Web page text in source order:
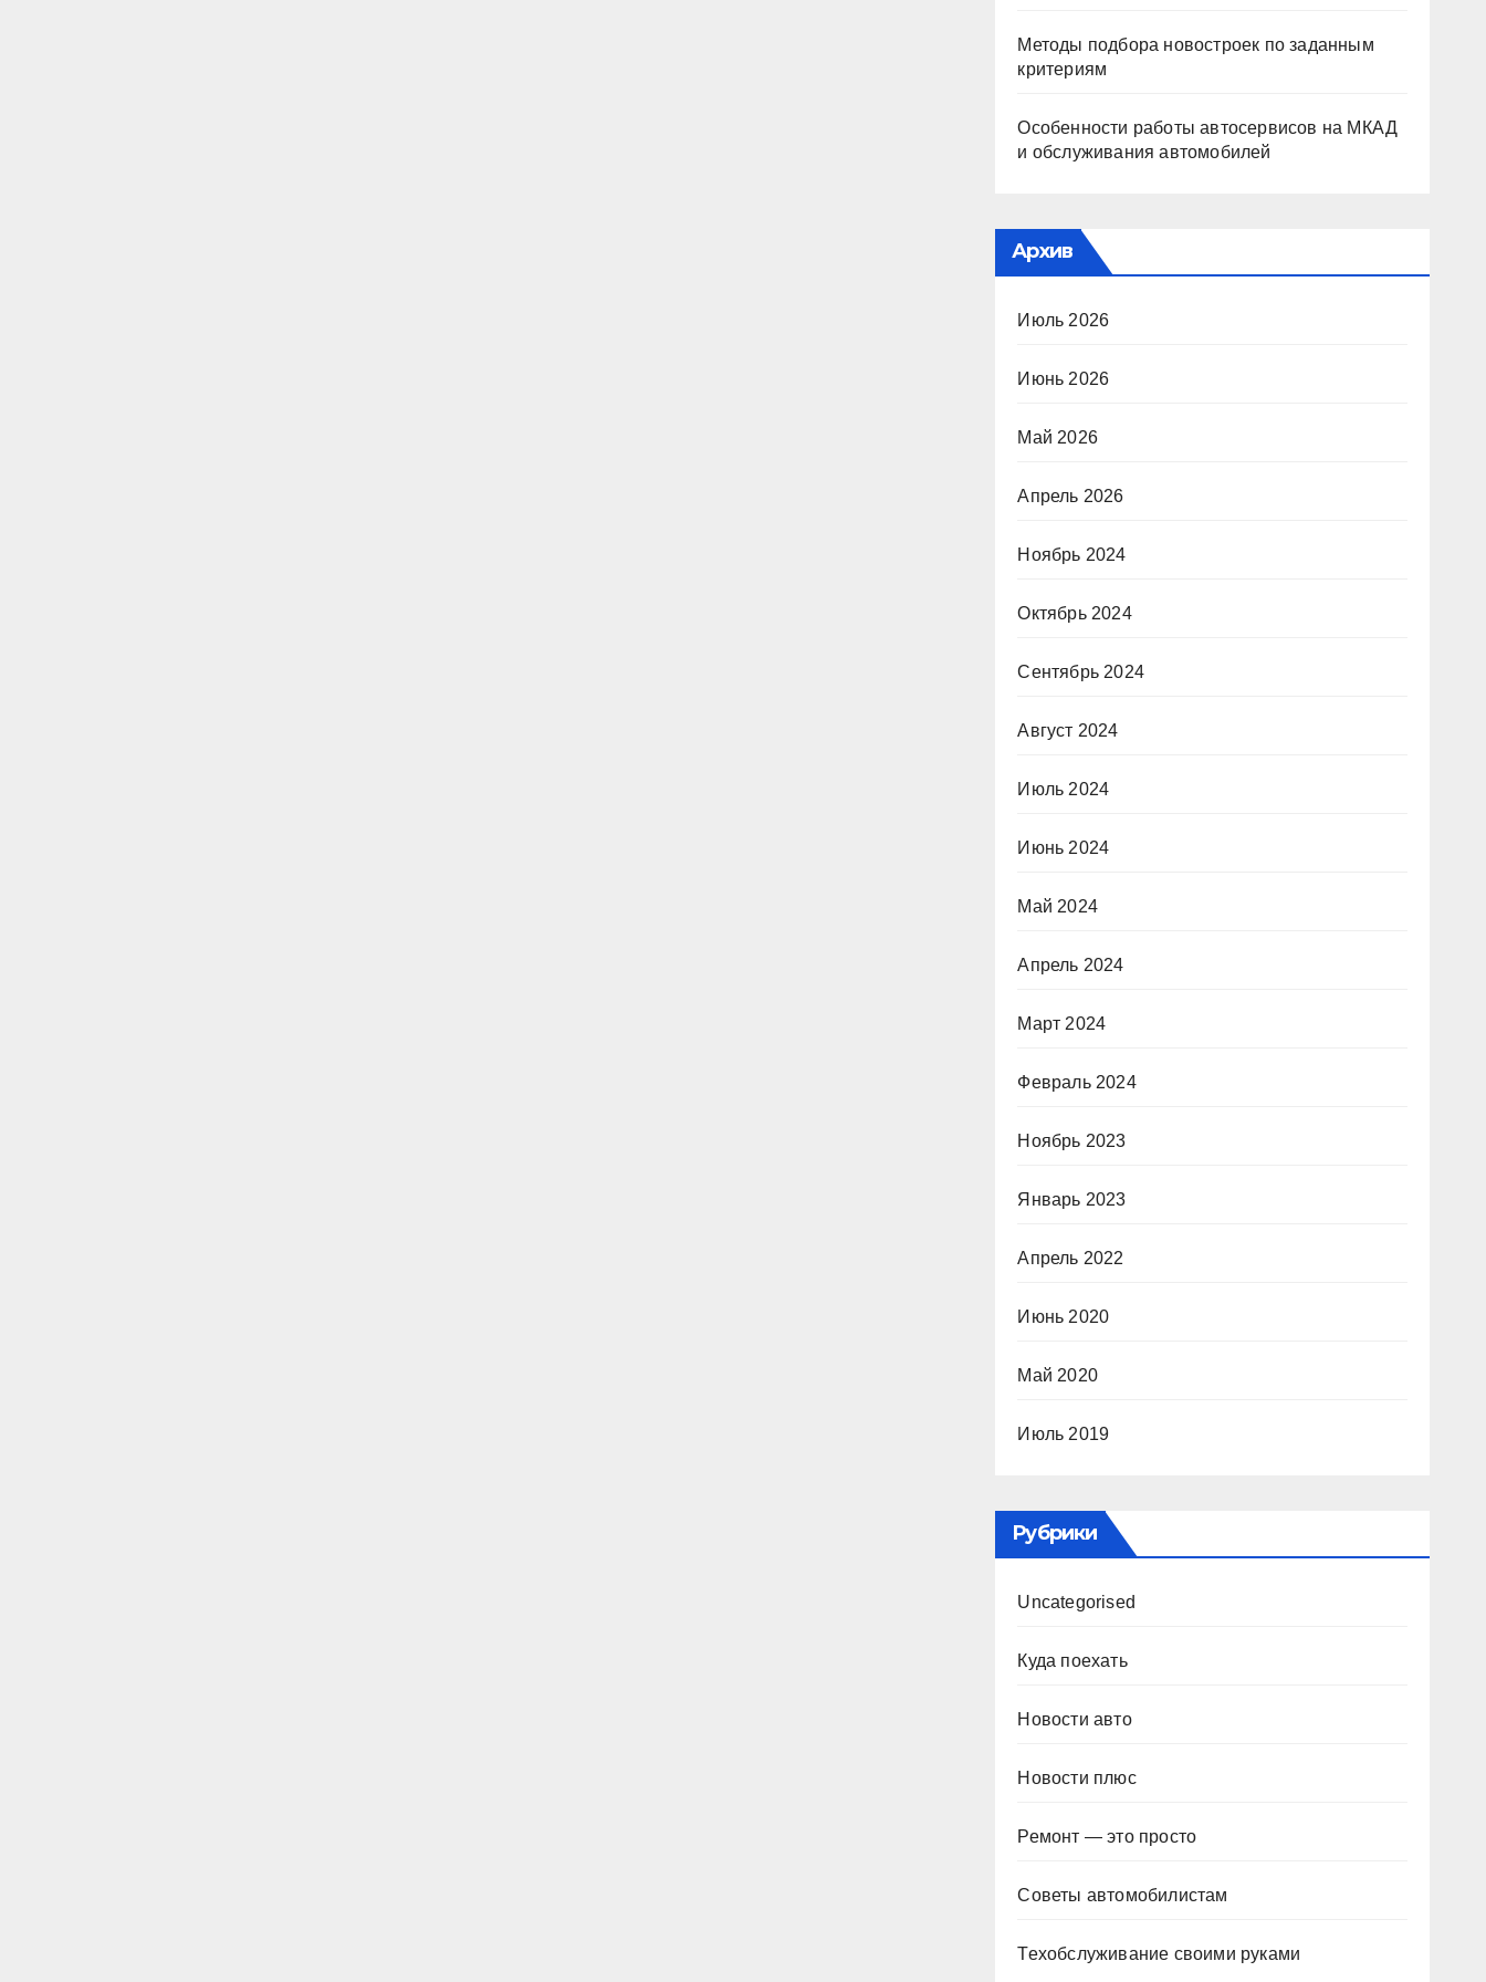
Методы подбора новостроек по заданным
критериям
Особенности работы автосервисов на МКАД
и обслуживания автомобилей
Архив
Июль 2026
Июнь 2026
Май 2026
Апрель 2026
Ноябрь 2024
Октябрь 2024
Сентябрь 2024
Август 2024
Июль 2024
Июнь 2024
Май 2024
Апрель 2024
Март 2024
Февраль 2024
Ноябрь 2023
Январь 2023
Апрель 2022
Июнь 2020
Май 2020
Июль 2019
Рубрики
Uncategorised
Куда поехать
Новости авто
Новости плюс
Ремонт — это просто
Советы автомобилистам
Техобслуживание своими руками